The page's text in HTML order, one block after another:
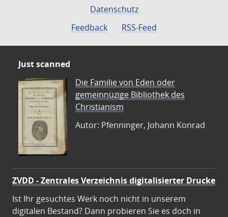
Datenschutz
Feedback
RSS-Feed
Just scanned
Die Familie von Eden oder
gemeinnüzige Bibliothek des
Christianism
Autor: Pfenninger, Johann Konrad
ZVDD - Zentrales Verzeichnis digitalisierter Drucke
Ist Ihr gesuchtes Werk noch nicht in unserem
digitalen Bestand? Dann probieren Sie es doch in